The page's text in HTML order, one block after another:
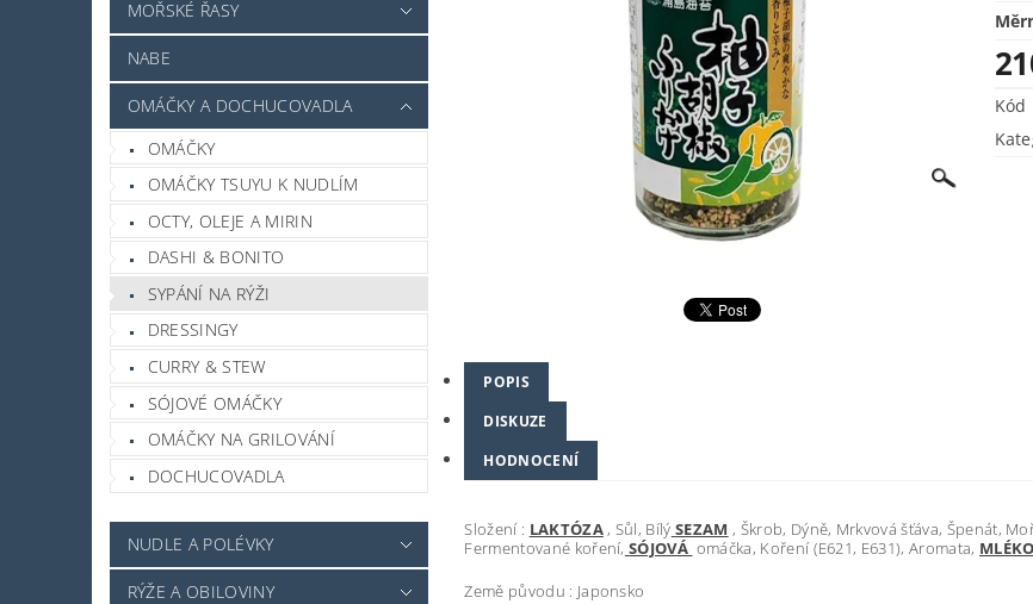
MOŘSKÉ ŘASY
NABE
OMÁČKY A DOCHUCOVADLA
OMÁČKY
OMÁČKY TSUYU K NUDLÍM
OCTY, OLEJE A MIRIN
DASHI & BONITO
SYPÁNÍ NA RÝŽI
DRESSINGY
CURRY & STEW
SÓJOVÉ OMÁČKY
OMÁČKY NA GRILOVÁNÍ
DOCHUCOVADLA
NUDLE A POLÉVKY
RÝŽE A OBILOVINY
POPIS
DISKUZE
HODNOCENÍ
Složení : LAKTÓZA , Sůl, Bílý SEZAM , Škrob, Dýně, Mrkvová šťáva, Špenát,
Fermentované koření, SÓJOVÁ omáčka, Koření (E621, E631), Aromata, MLÉKO
Země původu : Japonsko